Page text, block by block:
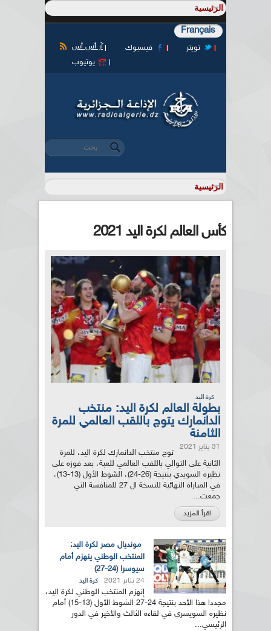
Français
آر أس أس فيسبوك
تويتر
يوتيوب
استمارة البحث
‏بحث ‏
كأس العالم لكرة اليد 2021
كرة اليد
بطولة العالم لكرة اليد: منتخب
الدانمارك يتوج باللقب العالمي للمرة
الثامنة
31 يناير 2021
توج منتخب الدانمارك لكرة اليد، للمرة
الثانية على التوالي باللقب العالمي للعبة، بعد فوزه على
نظيره السويدي بنتيجة (26-24)، الشوط الأول (13-13)،
في المباراة النهائية للنسخة ال 27 للمنافسة التي
جمعت...
اقرأ المزيد
مونديال مصر لكرة اليد:
المنتخب الوطني ينهزم أمام
سيوسرا (24-27)
24 يناير 2021 كرة اليد
إنهزم المنتخب الوطني لكرة اليد،
مجددا هذا الأحد بنتيجة 24-27 الشوط الأول (13-15) أمام
نظيره السويسري في لقاءه الثالث والأخير في الدور
الرئيسي...